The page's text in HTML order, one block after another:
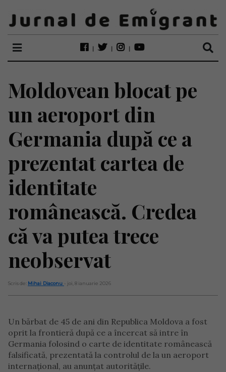
Moldovean blocat pe
un aeroport din
Germania după ce a
prezentat cartea de
identitate
românească. Credea
că va putea trece
neobservat
Scris de: Mihai Diaconu - joi, 8 ianuarie 2026
Un bărbat de 45 de ani din Republica Moldova a fost
oprit la frontieră după ce a încercat să intre în
Germania folosind o carte de identitate românească
falsificată, prezentată la controlul de la un aeroport
internațional, au anunțat autoritățile.